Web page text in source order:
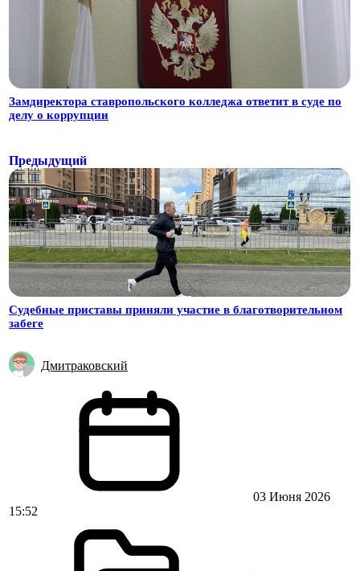
Замдиректора ставропольского колледжа ответит в суде по
делу о коррупции
Предыдущий
Судебные приставы приняли участие в благотворительном
забеге
Дмитраковский
03 Июня 2026
15:52